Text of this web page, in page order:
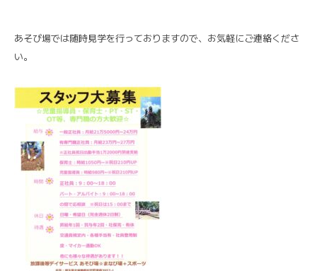
あそび場では随時見学を行っておりますので、お気軽にご連絡くださ
い。